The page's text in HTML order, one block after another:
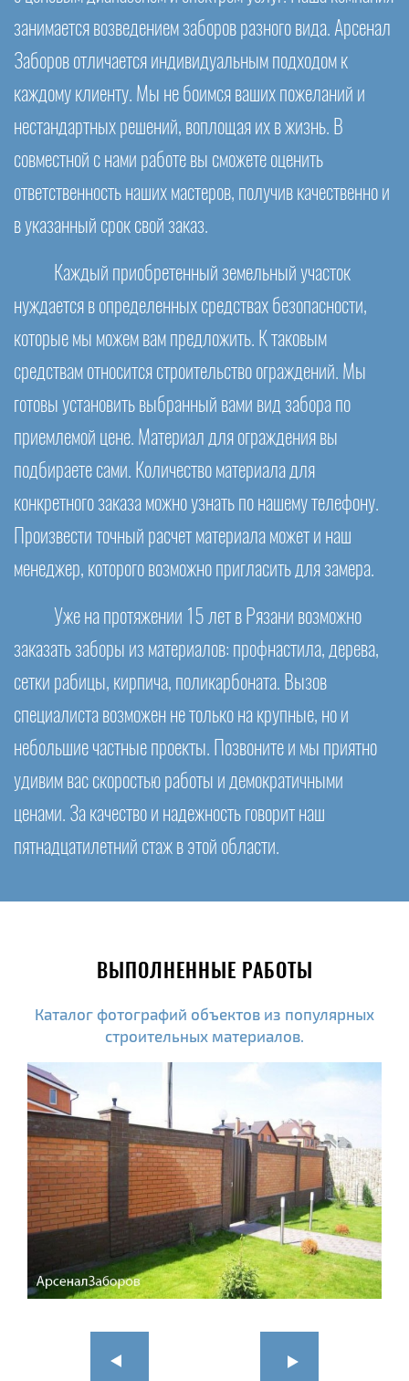
занимается возведением заборов разного вида. Арсенал
Заборов отличается индивидуальным подходом к
каждому клиенту. Мы не боимся ваших пожеланий и
нестандартных решений, воплощая их в жизнь. В
совместной с нами работе вы сможете оценить
ответственность наших мастеров, получив качественно и
в указанный срок свой заказ.
Каждый приобретенный земельный участок
нуждается в определенных средствах безопасности,
которые мы можем вам предложить. К таковым
средствам относится строительство ограждений. Мы
готовы установить выбранный вами вид забора по
приемлемой цене. Материал для ограждения вы
подбираете сами. Количество материала для
конкретного заказа можно узнать по нашему телефону.
Произвести точный расчет материала может и наш
менеджер, которого возможно пригласить для замера.
Уже на протяжении 15 лет в Рязани возможно
заказать заборы из материалов: профнастила, дерева,
сетки рабицы, кирпича, поликарбоната. Вызов
специалиста возможен не только на крупные, но и
небольшие частные проекты. Позвоните и мы приятно
удивим вас скоростью работы и демократичными
ценами. За качество и надежность говорит наш
пятнадцатилетний стаж в этой области.
ВЫПОЛНЕННЫЕ РАБОТЫ
Каталог фотографий объектов из популярных
строительных материалов.